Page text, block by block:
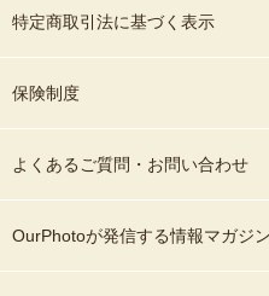
特定商取引法に基づく表示
保険制度
よくあるご質問・お問い合わせ
OurPhotoが発信する情報マガジ